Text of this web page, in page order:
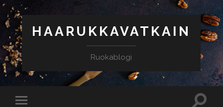
HAARUKKAVATKAIN
Ruokablogi